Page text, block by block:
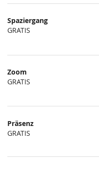
Produkte
Unkategorisierte
Spaziergang
GRATIS
Zoom
GRATIS
Präsenz
GRATIS